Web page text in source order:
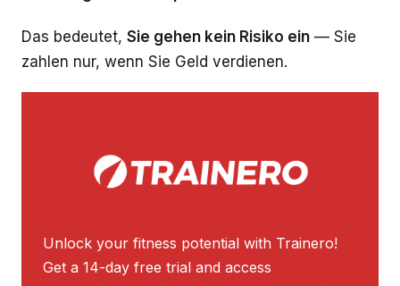
Das bedeutet, Sie gehen kein Risiko ein — Sie
zahlen nur, wenn Sie Geld verdienen.
Unlock your fitness potential with Trainero!
Get a 14-day free trial and access